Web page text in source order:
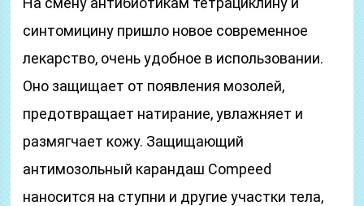
синтомицину пришло новое современное
лекарство, очень удобное в использовании.
Оно защищает от появления мозолей,
предотвращает натирание, увлажняет и
размягчает кожу. Защищающий
антимозольный карандаш Compeed
наносится на ступни и другие участки тела,